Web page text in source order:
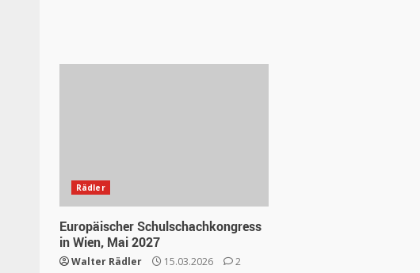
Rädler
Europäischer Schulschachkongress
in Wien, Mai 2027
Walter Rädler 15.03.2026 2